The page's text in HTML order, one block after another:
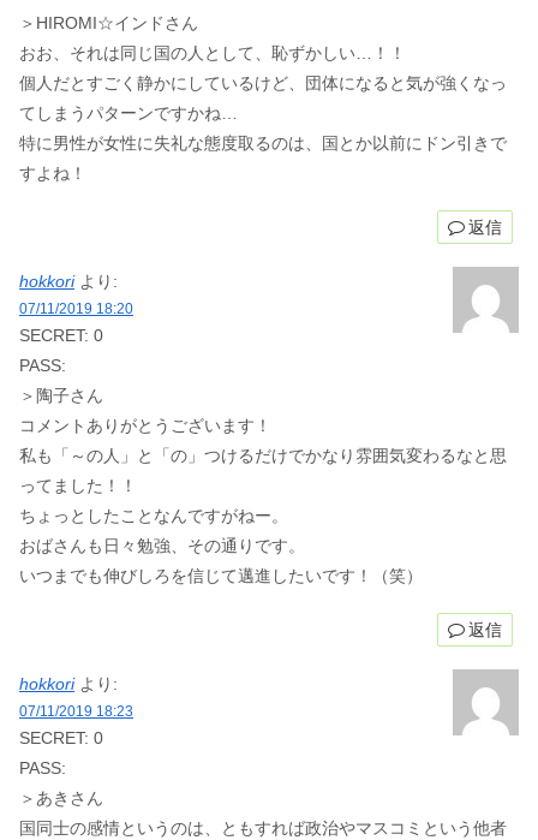
＞HIROMI☆インドさん
おお、それは同じ国の人として、恥ずかしい…！！
個人だとすごく静かにしているけど、団体になると気が強くなっ
てしまうパターンですかね…
特に男性が女性に失礼な態度取るのは、国とか以前にドン引きで
すよね！
返信
hokkori より:
07/11/2019 18:20
SECRET: 0
PASS:
＞陶子さん
コメントありがとうございます！
私も「～の人」と「の」つけるだけでかなり雰囲気変わるなと思
ってました！！
ちょっとしたことなんですがねー。
おばさんも日々勉強、その通りです。
いつまでも伸びしろを信じて邁進したいです！（笑）
返信
hokkori より:
07/11/2019 18:23
SECRET: 0
PASS:
＞あきさん
国同士の感情というのは、ともすれば政治やマスコミという他者